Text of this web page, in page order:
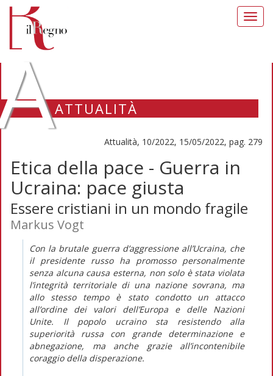
ATTUALITÀ
Attualità, 10/2022, 15/05/2022, pag. 279
Etica della pace - Guerra in
Ucraina: pace giusta
Essere cristiani in un mondo fragile
Markus Vogt
Con la brutale guerra d’aggressione all’Ucraina, che
il presidente russo ha promosso personalmente
senza alcuna causa esterna, non solo è stata violata
l’integrità territoriale di una nazione sovrana, ma
allo stesso tempo è stato condotto un attacco
all’ordine dei valori dell’Europa e delle Nazioni
Unite. Il popolo ucraino sta resistendo alla
superiorità russa con grande determinazione e
abnegazione, ma anche grazie all’incontenibile
coraggio della disperazione.